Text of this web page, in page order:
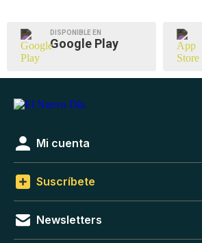
DISPONIBLE EN
Google Play
Mi cuenta
Suscríbete
Newsletters